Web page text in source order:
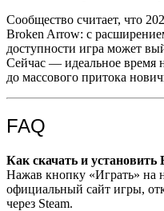
Сообщество считает, что
Broken Arrow: с
доступности игра может
Сейчас — идеальное время
до массового притока
FAQ
Как скачать и
Нажав кнопку «Играть» на
официальный сайт игры,
через Steam.